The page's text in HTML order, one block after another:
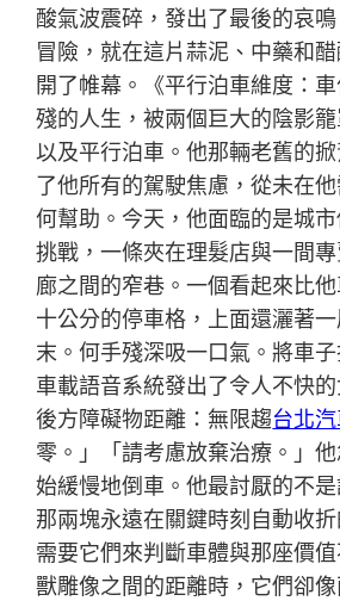
酸氣波震碎，發出了最後的哀
冒險，就在這片蒜泥、中藥和
開了帷幕。《平行泊車維度：
殘的人生，被兩個巨大的陰影籠
以及平行泊車。他那輛老舊的
了他所有的駕駛焦慮，從未在
何幫助。今天，他面臨的是城
挑戰，一條夾在理髮店與一間
廊之間的窄巷。一個看起來比
十公分的停車格，上面還灑著
末。何手殘深吸一口氣。將車
車載語音系統發出了令人不快的
後方障礙物距離：無限趨台北
零。」「請考慮放棄治療。」
始緩慢地倒車。他最討厭的不
那兩塊永遠在關鍵時刻自動收
需要它們來判斷車體與那座價
獸雕像之間的距離時，它們卻